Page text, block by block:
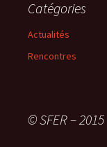
Catégories
Actualités
Rencontres
© SFER – 2015